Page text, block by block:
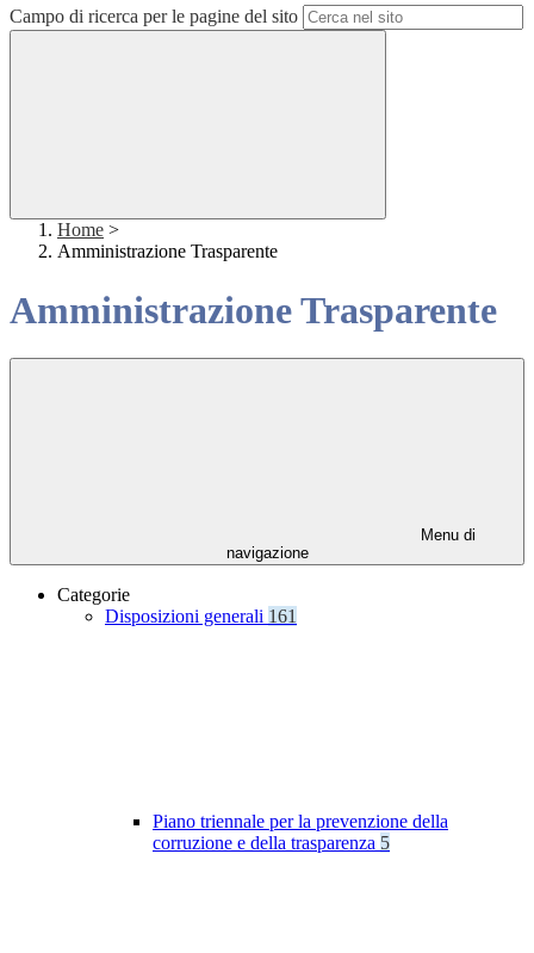
Campo di ricerca per le pagine del sito
Home >
Amministrazione Trasparente
Amministrazione Trasparente
Menu di
navigazione
Categorie
Disposizioni generali 161
Piano triennale per la prevenzione della
corruzione e della trasparenza 5